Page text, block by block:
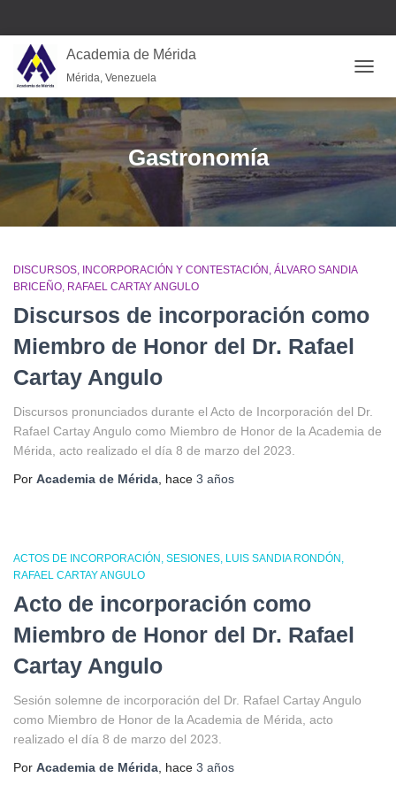
Academia de Mérida
Mérida, Venezuela
Gastronomía
DISCURSOS INCORPORACIÓN Y CONTESTACIÓN ÁLVARO SANDIA
BRICEÑO RAFAEL CARTAY ANGULO
Discursos de incorporación como
Miembro de Honor del Dr. Rafael
Cartay Angulo
Discursos pronunciados durante el Acto de Incorporación del Dr.
Rafael Cartay Angulo como Miembro de Honor de la Academia de
Mérida, acto realizado el día 8 de marzo del 2023.
Por Academia de Mérida , hace 3 años
ACTOS DE INCORPORACIÓN SESIONES LUIS SANDIA RONDÓN
RAFAEL CARTAY ANGULO
Acto de incorporación como
Miembro de Honor del Dr. Rafael
Cartay Angulo
Sesión solemne de incorporación del Dr. Rafael Cartay Angulo
como Miembro de Honor de la Academia de Mérida, acto
realizado el día 8 de marzo del 2023.
Por Academia de Mérida , hace 3 años